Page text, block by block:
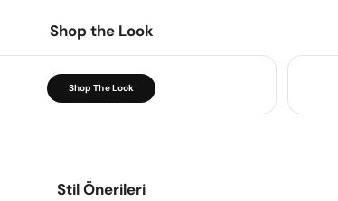
Shop the Look
Shop The Look
Stil Önerileri